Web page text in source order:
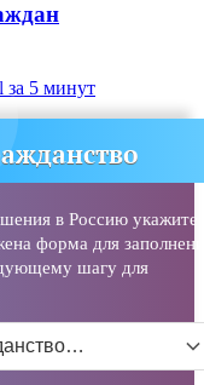
за 5 минут
в Россию укажите
форма для
шагу для